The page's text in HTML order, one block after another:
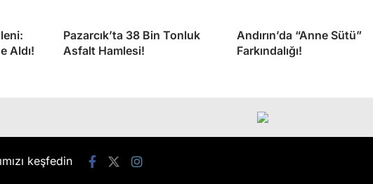
Aldı!
Pazarcık’ta 38 Bin Tonluk
Asfalt Hamlesi!
Andırın’da “Anne Sütü”
Farkındalığı!
keşfedin